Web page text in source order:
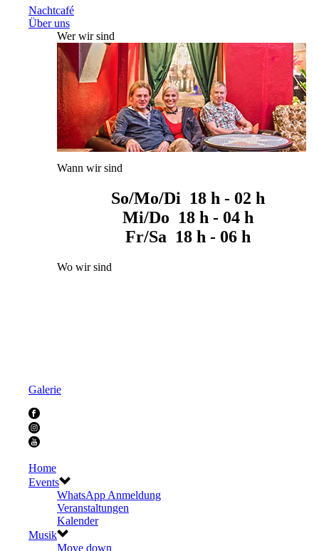
Nachtcafé
Über uns
Wer wir sind
Wann wir sind
So/Mo/Di 18 h - 02 h
Mi/Do 18 h - 04 h
Fr/Sa 18 h - 06 h
Wo wir sind
Galerie
Home
Events
WhatsApp Anmeldung
Veranstaltungen
Kalender
Musik
Move down